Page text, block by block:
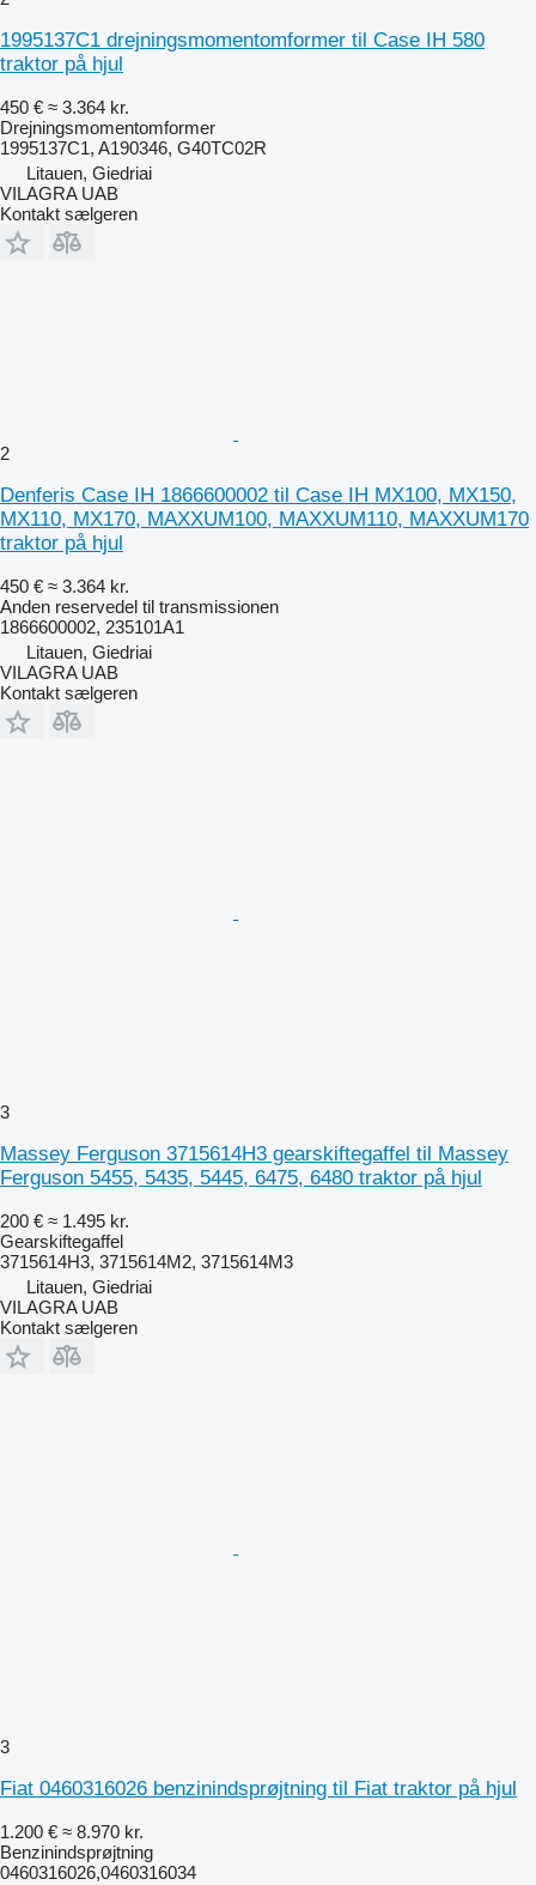
1995137C1 drejningsmomentomformer til Case IH 580
traktor på hjul
450 € ≈ 3.364 kr.
Drejningsmomentomformer
1995137C1, A190346, G40TC02R
Litauen, Giedriai
VILAGRA UAB
Kontakt sælgeren
2
Denferis Case IH 1866600002 til Case IH MX100, MX150,
MX110, MX170, MAXXUM100, MAXXUM110, MAXXUM170
traktor på hjul
450 € ≈ 3.364 kr.
Anden reservedel til transmissionen
1866600002, 235101A1
Litauen, Giedriai
VILAGRA UAB
Kontakt sælgeren
3
Massey Ferguson 3715614H3 gearskiftegaffel til Massey
Ferguson 5455, 5435, 5445, 6475, 6480 traktor på hjul
200 € ≈ 1.495 kr.
Gearskiftegaffel
3715614H3, 3715614M2, 3715614M3
Litauen, Giedriai
VILAGRA UAB
Kontakt sælgeren
3
Fiat 0460316026 benzinindsprøjtning til Fiat traktor på hjul
1.200 € ≈ 8.970 kr.
Benzinindsprøjtning
0460316026,0460316034